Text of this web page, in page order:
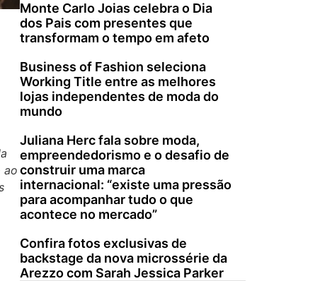
ao
Monte Carlo Joias celebra o Dia
dos Pais com presentes que
transformam o tempo em afeto
Business of Fashion seleciona
Working Title entre as melhores
lojas independentes de moda do
mundo
Juliana Herc fala sobre moda,
empreendedorismo e o desafio de
construir uma marca
internacional: “existe uma pressão
para acompanhar tudo o que
acontece no mercado”
Confira fotos exclusivas de
backstage da nova microssérie da
Arezzo com Sarah Jessica Parker